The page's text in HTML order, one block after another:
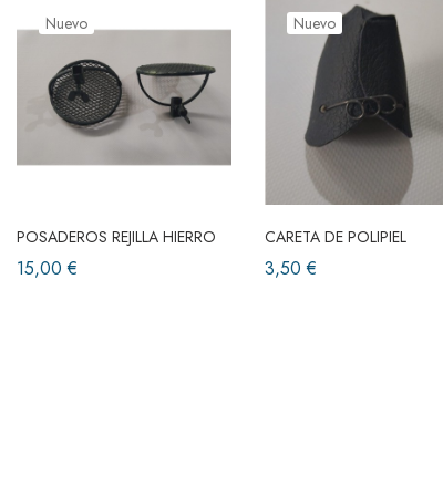
Nuevo
POSADEROS REJILLA HIERRO
15,00 €
Nuevo
CARETA DE POLIPIEL
3,50 €